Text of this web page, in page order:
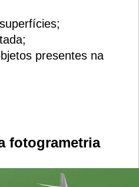
presentes na
fotogrametria